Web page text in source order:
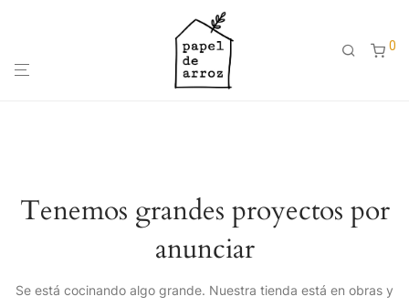
0
Tenemos grandes proyectos por
anunciar
Se está cocinando algo grande. Nuestra tienda está en obras y